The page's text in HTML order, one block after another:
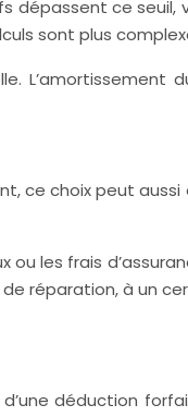
dépassent ce
sont plus
L’amortissement
ce choix peut
les frais
réparation, à un
déduction